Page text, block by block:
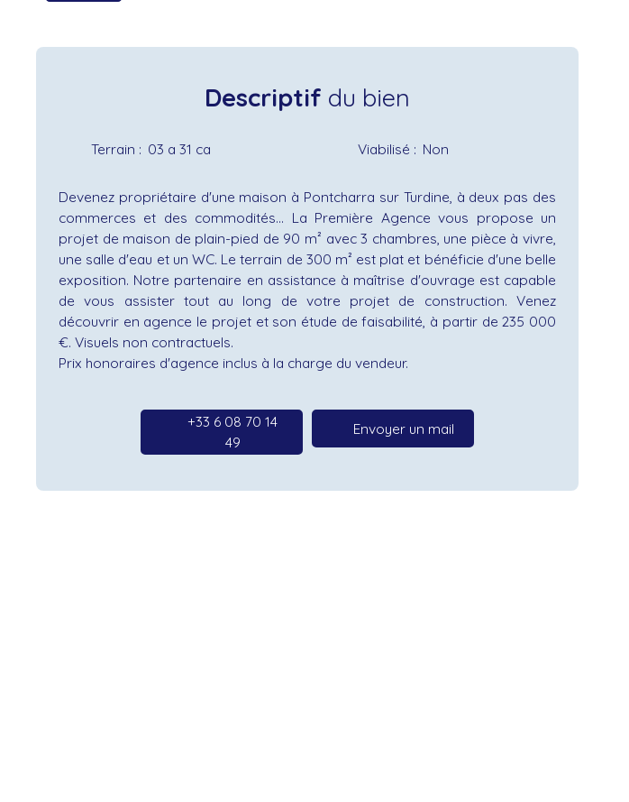
Descriptif du bien
Terrain : 03 a 31 ca Viabilisé : Non
Devenez propriétaire d'une maison à Pontcharra sur Turdine, à deux pas des
commerces et des commodités… La Première Agence vous propose un
projet de maison de plain-pied de 90 m² avec 3 chambres, une pièce à vivre,
une salle d'eau et un WC. Le terrain de 300 m² est plat et bénéficie d'une belle
exposition. Notre partenaire en assistance à maîtrise d'ouvrage est capable
de vous assister tout au long de votre projet de construction. Venez
découvrir en agence le projet et son étude de faisabilité, à partir de 235 000
€. Visuels non contractuels.
Prix honoraires d'agence inclus à la charge du vendeur.
+33 6 08 70 14
49
Envoyer un mail